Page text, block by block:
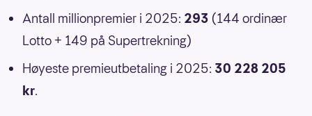
Antall millionpremier i 2025: 293 (144 ordinær
Lotto + 149 på Supertrekning)
Høyeste premieutbetaling i 2025: 30 228 205
kr.